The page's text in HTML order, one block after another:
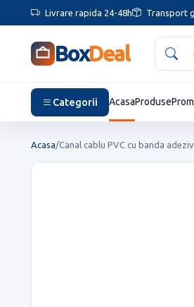
Livrare rapida 24-48h Transport
BoxDeal
Categorii AcasaProduse
Acasa/Canal cablu PVC cu banda